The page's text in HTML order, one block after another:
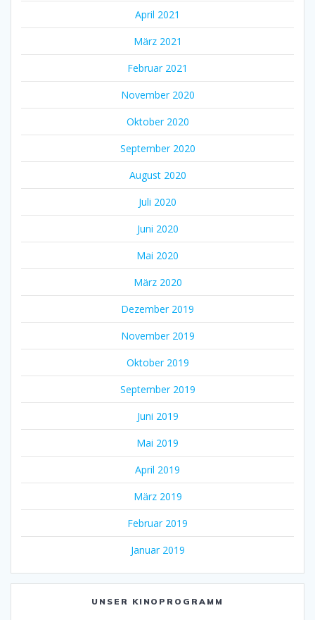
April 2021
März 2021
Februar 2021
November 2020
Oktober 2020
September 2020
August 2020
Juli 2020
Juni 2020
Mai 2020
März 2020
Dezember 2019
November 2019
Oktober 2019
September 2019
Juni 2019
Mai 2019
April 2019
März 2019
Februar 2019
Januar 2019
UNSER KINOPROGRAMM